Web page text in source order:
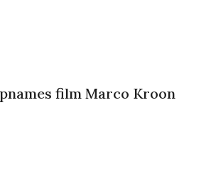
film Marco Kroon